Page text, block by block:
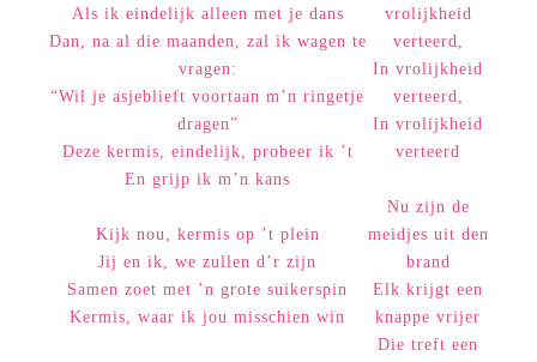
Als ik eindelijk alleen met je dans
Dan, na al die maanden, zal ik wagen te
vragen:
“Wil je asjeblieft voortaan m’n ringetje
dragen”
Deze kermis, eindelijk, probeer ik ’t
En grijp ik m’n kans
Kijk nou, kermis op ’t plein
Jij en ik, we zullen d’r zijn
Samen zoet met ’n grote suikerspin
Kermis, waar ik jou misschien win
vrolijkheid
verteerd,
In vrolijkheid
verteerd,
In vrolijkheid
verteerd
Nu zijn de
meidjes uit den
brand
Elk krijgt een
knappe vrijer
Die treft een